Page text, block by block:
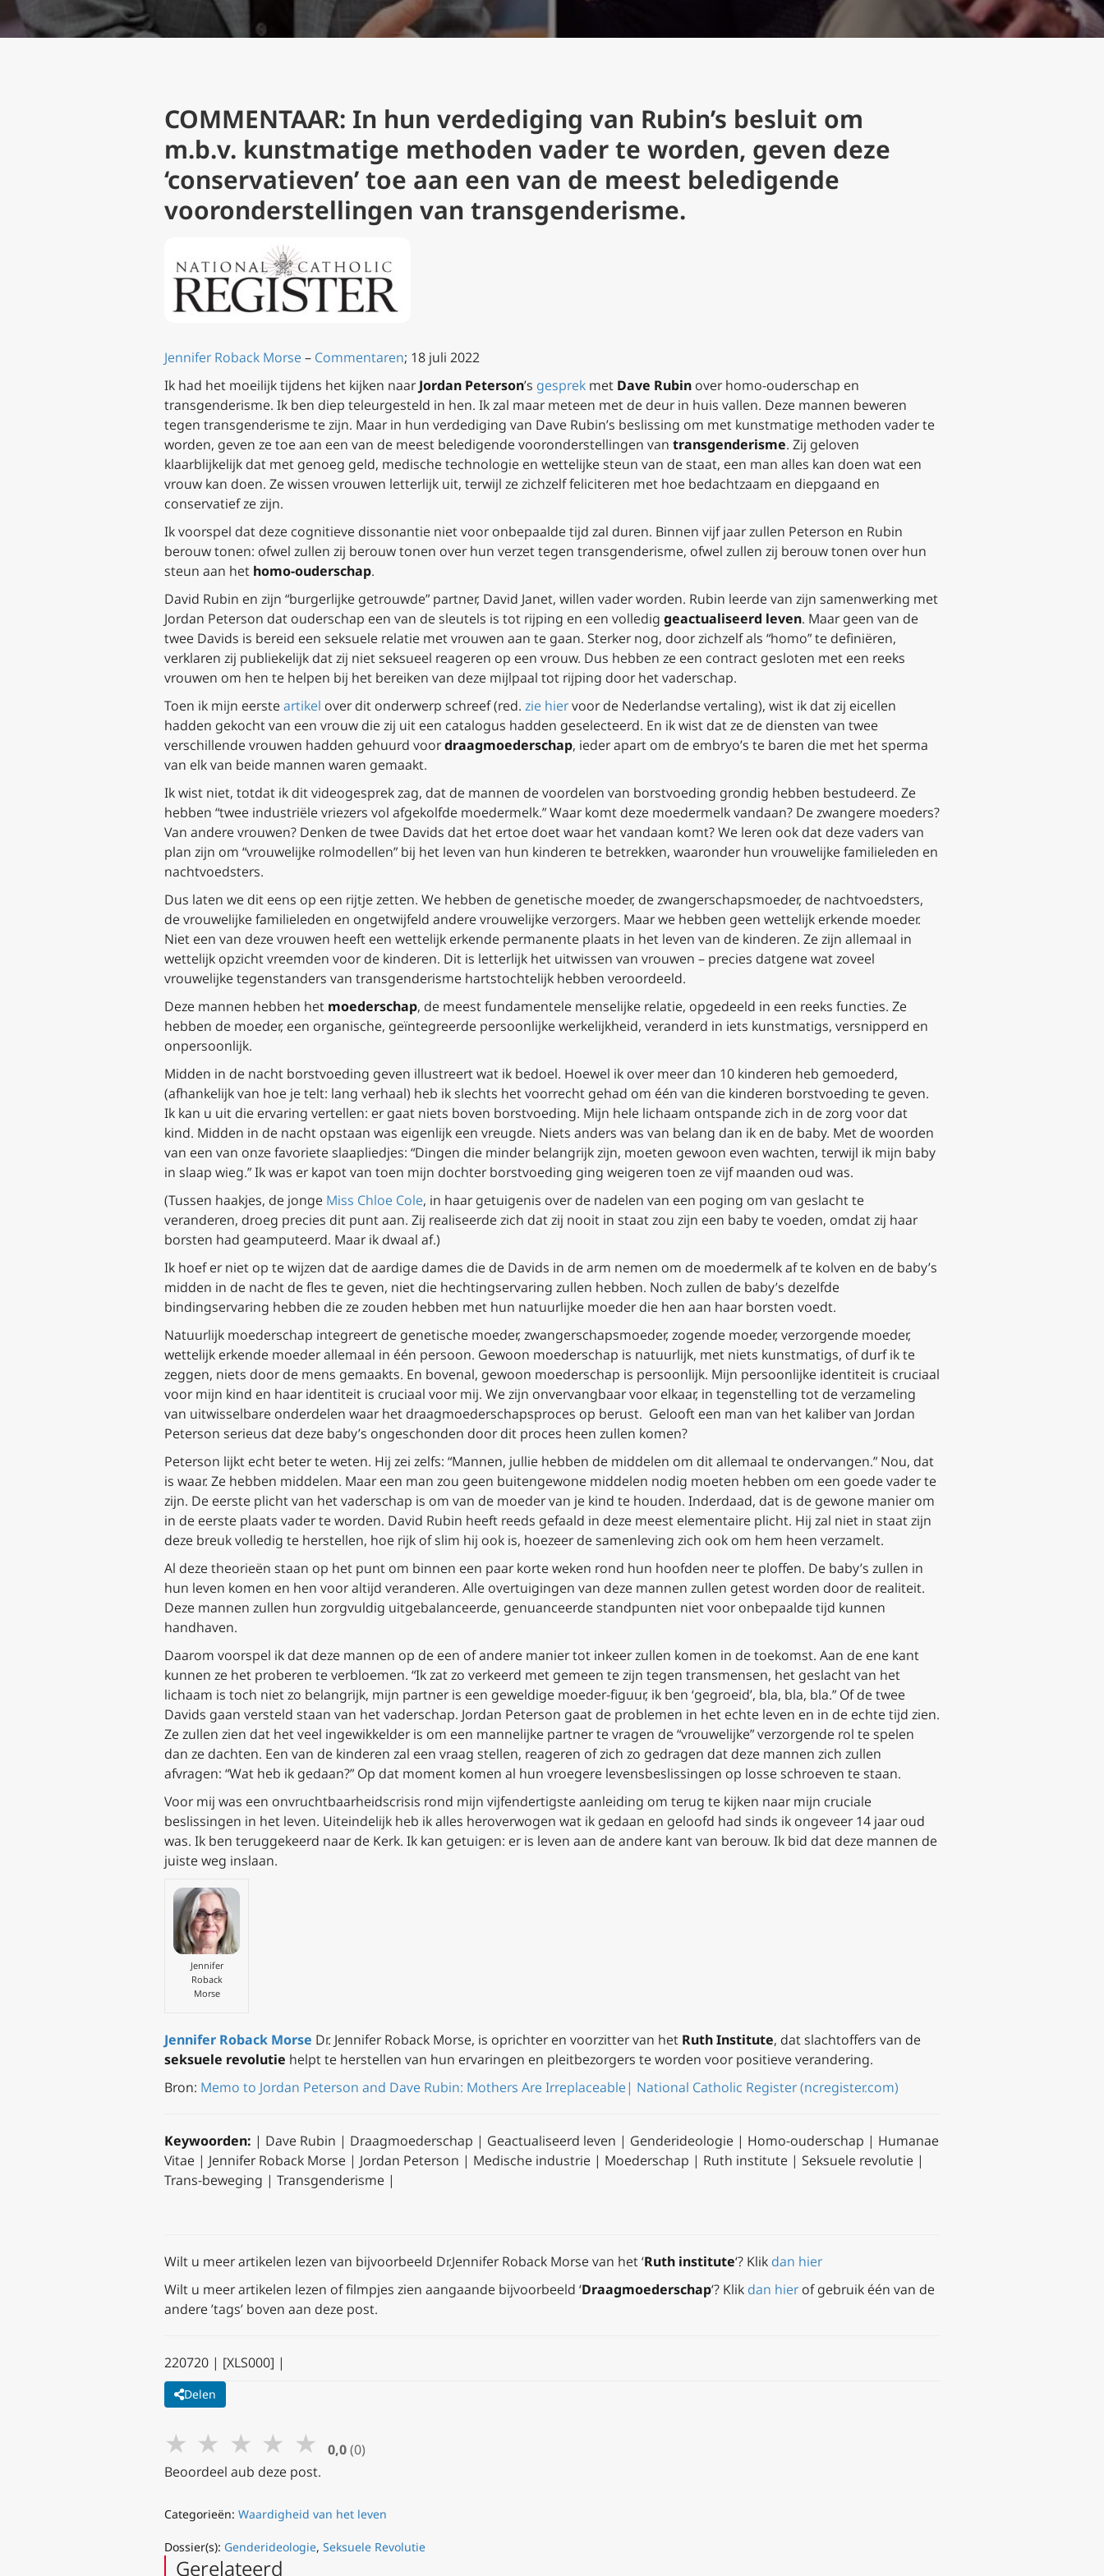
COMMENTAAR: In hun verdediging van Rubin’s besluit om
m.b.v. kunstmatige methoden vader te worden, geven deze
‘conservatieven’ toe aan een van de meest beledigende
vooronderstellingen van transgenderisme.
Jennifer Roback Morse – Commentaren; 18 juli 2022
Ik had het moeilijk tijdens het kijken naarJordan Peterson’s gesprek met Dave Rubin over homo-ouderschap en
transgenderisme. Ik ben diep teleurgesteld in hen. Ik zal maar meteen met de deur in huis vallen. Deze mannen beweren
tegen transgenderisme te zijn. Maar in hun verdediging van Dave Rubin’s beslissing om met kunstmatige methoden vader te
worden, geven ze toe aan een van de meest beledigende vooronderstellingen van transgenderisme. Zij geloven
klaarblijkelijk dat met genoeg geld, medische technologie en wettelijke steun van de staat, een man alles kan doen wat een
vrouw kan doen. Ze wissen vrouwen letterlijk uit, terwijl ze zichzelf feliciteren met hoe bedachtzaam en diepgaand en
conservatief ze zijn.
Ik voorspel dat deze cognitieve dissonantie niet voor onbepaalde tijd zal duren. Binnen vijf jaar zullen Peterson en Rubin
berouw tonen: ofwel zullen zij berouw tonen over hun verzet tegen transgenderisme, ofwel zullen zij berouw tonen over hun
steun aan het homo-ouderschap.
David Rubin en zijn “burgerlijke getrouwde” partner, David Janet, willen vader worden. Rubin leerde van zijn samenwerking met
Jordan Peterson dat ouderschap een van de sleutels is tot rijping en een volledig geactualiseerd leven. Maar geen van de
twee Davids is bereid een seksuele relatie met vrouwen aan te gaan. Sterker nog, door zichzelf als “homo” te definiëren,
verklaren zij publiekelijk dat zij niet seksueel reageren op een vrouw. Dus hebben ze een contract gesloten met een reeks
vrouwen om hen te helpen bij het bereiken van deze mijlpaal tot rijping door het vaderschap.
Toen ik mijn eerste artikel over dit onderwerp schreef (red. zie hiervoor de Nederlandse vertaling), wist ik dat zij eicellen
hadden gekocht van een vrouw die zij uit een catalogus hadden geselecteerd. En ik wist dat ze de diensten van twee
verschillende vrouwen hadden gehuurd voordraagmoederschap, ieder apart om de embryo’s te baren die met het sperma
van elk van beide mannen waren gemaakt.
Ik wist niet, totdat ik dit videogesprek zag, dat de mannen de voordelen van borstvoeding grondig hebben bestudeerd. Ze
hebben “twee industriële vriezers vol afgekolfde moedermelk.” Waar komt deze moedermelk vandaan? De zwangere moeders?
Van andere vrouwen? Denken de twee Davids dat het ertoe doet waar het vandaan komt? We leren ook dat deze vaders van
plan zijn om “vrouwelijke rolmodellen” bij het leven van hun kinderen te betrekken, waaronder hun vrouwelijke familieleden en
nachtvoedsters.
Dus laten we dit eens op een rijtje zetten. We hebben de genetische moeder, de zwangerschapsmoeder, de nachtvoedsters,
de vrouwelijke familieleden en ongetwijfeld andere vrouwelijke verzorgers. Maar we hebben geen wettelijk erkende moeder.
Niet een van deze vrouwen heeft een wettelijk erkende permanente plaats in het leven van de kinderen. Ze zijn allemaal in
wettelijk opzicht vreemden voor de kinderen. Dit is letterlijk het uitwissen van vrouwen – precies datgene wat zoveel
vrouwelijke tegenstanders van transgenderisme hartstochtelijk hebben veroordeeld.
Deze mannen hebben het moederschap, de meest fundamentele menselijke relatie, opgedeeld in een reeks functies. Ze
hebben de moeder, een organische, geïntegreerde persoonlijke werkelijkheid, veranderd in iets kunstmatigs, versnipperd en
onpersoonlijk.
Midden in de nacht borstvoeding geven illustreert wat ik bedoel. Hoewel ik over meer dan 10 kinderen heb gemoederd,
(afhankelijk van hoe je telt: lang verhaal) heb ik slechts het voorrecht gehad om één van die kinderen borstvoeding te geven.
Ik kan u uit die ervaring vertellen: er gaat niets boven borstvoeding. Mijn hele lichaam ontspande zich in de zorg voor dat
kind. Midden in de nacht opstaan was eigenlijk een vreugde. Niets anders was van belang dan ik en de baby. Met de woorden
van een van onze favoriete slaapliedjes: “Dingen die minder belangrijk zijn, moeten gewoon even wachten, terwijl ik mijn baby
in slaap wieg.” Ik was er kapot van toen mijn dochter borstvoeding ging weigeren toen ze vijf maanden oud was.
(Tussen haakjes, de jonge Miss Chloe Cole, in haar getuigenis over de nadelen van een poging om van geslacht te
veranderen, droeg precies dit punt aan. Zij realiseerde zich dat zij nooit in staat zou zijn een baby te voeden, omdat zij haar
borsten had geamputeerd. Maar ik dwaal af.)
Ik hoef er niet op te wijzen dat de aardige dames die de Davids in de arm nemen om de moedermelk af te kolven en de baby’s
midden in de nacht de fles te geven, niet die hechtingservaring zullen hebben. Noch zullen de baby’s dezelfde
bindingservaring hebben die ze zouden hebben met hun natuurlijke moeder die hen aan haar borsten voedt.
Natuurlijk moederschap integreert de genetische moeder, zwangerschapsmoeder, zogende moeder, verzorgende moeder,
wettelijk erkende moeder allemaal in één persoon. Gewoon moederschap is natuurlijk, met niets kunstmatigs, of durf ik te
zeggen, niets door de mens gemaakts. En bovenal, gewoon moederschap is persoonlijk. Mijn persoonlijke identiteit is cruciaal
voor mijn kind en haar identiteit is cruciaal voor mij. We zijn onvervangbaar voor elkaar, in tegenstelling tot de verzameling
van uitwisselbare onderdelen waar het draagmoederschapsproces op berust. Gelooft een man van het kaliber van Jordan
Peterson serieus dat deze baby’s ongeschonden door dit proces heen zullen komen?
Peterson lijkt echt beter te weten. Hij zei zelfs: “Mannen, jullie hebben de middelen om dit allemaal te ondervangen.” Nou, dat
is waar. Ze hebben middelen. Maar een man zou geen buitengewone middelen nodig moeten hebben om een goede vader te
zijn. De eerste plicht van het vaderschap is om van de moeder van je kind te houden. Inderdaad, dat is de gewone manier om
in de eerste plaats vader te worden. David Rubin heeft reeds gefaald in deze meest elementaire plicht. Hij zal niet in staat zijn
deze breuk volledig te herstellen, hoe rijk of slim hij ook is, hoezeer de samenleving zich ook om hem heen verzamelt.
Al deze theorieën staan op het punt om binnen een paar korte weken rond hun hoofden neer te ploffen. De baby’s zullen in
hun leven komen en hen voor altijd veranderen. Alle overtuigingen van deze mannen zullen getest worden door de realiteit.
Deze mannen zullen hun zorgvuldig uitgebalanceerde, genuanceerde standpunten niet voor onbepaalde tijd kunnen
handhaven.
Daarom voorspel ik dat deze mannen op de een of andere manier tot inkeer zullen komen in de toekomst. Aan de ene kant
kunnen ze het proberen te verbloemen. “Ik zat zo verkeerd met gemeen te zijn tegen transmensen, het geslacht van het
lichaam is toch niet zo belangrijk, mijn partner is een geweldige moeder-figuur, ik ben ‘gegroeid’, bla, bla, bla.” Of de twee
Davids gaan versteld staan van het vaderschap. Jordan Peterson gaat de problemen in het echte leven en in de echte tijd zien.
Ze zullen zien dat het veel ingewikkelder is om een mannelijke partner te vragen de “vrouwelijke” verzorgende rol te spelen
dan ze dachten. Een van de kinderen zal een vraag stellen, reageren of zich zo gedragen dat deze mannen zich zullen
afvragen: “Wat heb ik gedaan?” Op dat moment komen al hun vroegere levensbeslissingen op losse schroeven te staan.
Voor mij was een onvruchtbaarheidscrisis rond mijn vijfendertigste aanleiding om terug te kijken naar mijn cruciale
beslissingen in het leven. Uiteindelijk heb ik alles heroverwogen wat ik gedaan en geloofd had sinds ik ongeveer 14 jaar oud
was. Ik ben teruggekeerd naar de Kerk. Ik kan getuigen: er is leven aan de andere kant van berouw. Ik bid dat deze mannen de
juiste weg inslaan.
Jennifer
Roback
Morse
Jennifer Roback Morse Dr. Jennifer Roback Morse, is oprichter en voorzitter van het Ruth Institute, dat slachtoffers van de
seksuele revolutie helpt te herstellen van hun ervaringen en pleitbezorgers te worden voor positieve verandering.
Bron: Memo to Jordan Peterson and Dave Rubin: Mothers Are Irreplaceable| National Catholic Register (ncregister.com)
Keywoorden: | Dave Rubin | Draagmoederschap | Geactualiseerd leven | Genderideologie | Homo-ouderschap | Humanae
Vitae | Jennifer Roback Morse | Jordan Peterson | Medische industrie | Moederschap | Ruth institute | Seksuele revolutie |
Trans-beweging | Transgenderisme |
Wilt u meer artikelen lezen van bijvoorbeeld Dr.Jennifer Roback Morse van het ‘Ruth institute‘? Klik dan hier
Wilt u meer artikelen lezen of filmpjes zien aangaande bijvoorbeeld ‘Draagmoederschap‘? Klik dan hier of gebruik één van de
andere ’tags’ boven aan deze post.
220720 | [XLS000] |
Delen
★ ★ ★ ★ ★ 0,0 (0)
Beoordeel aub deze post.
Categorieën: Waardigheid van het leven
Dossier(s): Genderideologie, Seksuele Revolutie
Gerelateerd